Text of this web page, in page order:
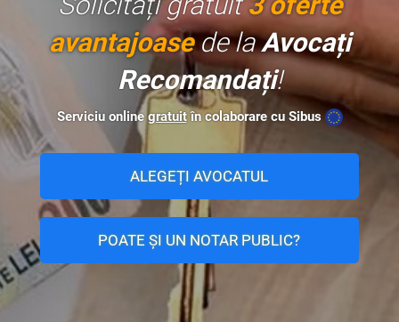
avantajoasede laAvocați
Recomandați!
Serviciu onlinegratuitîn colaborare cu Sibus
ALEGEȚI AVOCATUL
POATE ȘI UN NOTAR PUBLIC?